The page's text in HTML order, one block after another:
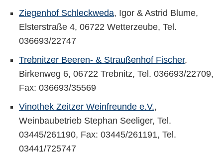
Ziegenhof Schleckweda, Igor & Astrid Blume,
Elsterstraße 4, 06722 Wetterzeube, Tel.
036693/22747
Trebnitzer Beeren- & Straußenhof Fischer,
Birkenweg 6, 06722 Trebnitz, Tel. 036693/22709,
Fax: 036693/35569
Vinothek Zeitzer Weinfreunde e.V.,
Weinbaubetrieb Stephan Seeliger, Tel.
03445/261190, Fax: 03445/261191, Tel.
03441/725747